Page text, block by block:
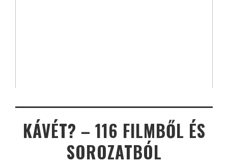
KÁVÉT? – 116 FILMBŐL ÉS
SOROZATBÓL